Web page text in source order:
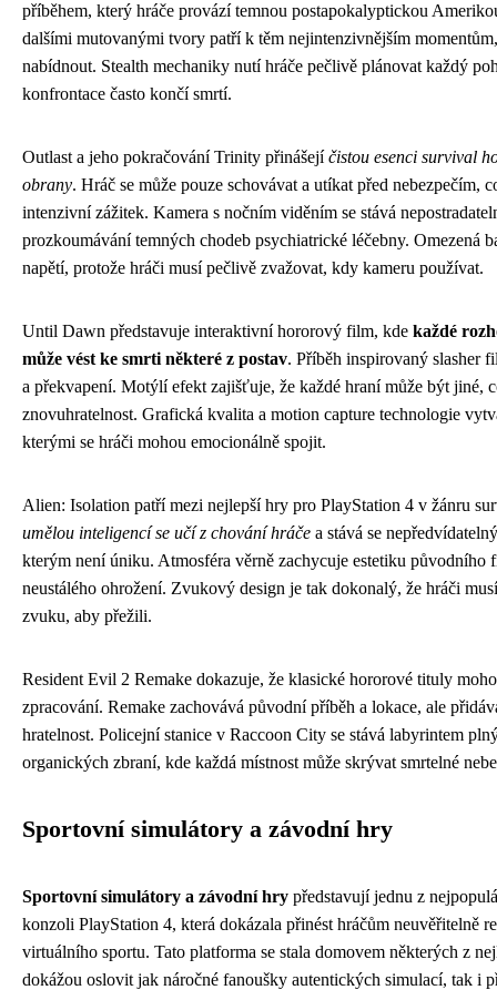
příběhem, který hráče provází temnou postapokalyptickou
dalšími mutovanými tvory patří k těm nejintenzivnějším
nabídnout. Stealth mechaniky nutí hráče pečlivě plánovat každý
konfrontace často končí smrtí.
Outlast a jeho pokračování Trinity přinášejíčistou esenci survival
obrany. Hráč se může pouze schovávat a utíkat před nebezpečím,
intenzivní zážitek. Kamera s nočním viděním se stává
prozkoumávání temných chodeb psychiatrické léčebny. Omezená
napětí, protože hráči musí pečlivě zvažovat, kdy kameru používat.
Until Dawn představuje interaktivní hororový film, kde každé
může vést ke smrti některé z postav. Příběh inspirovaný slasher
a překvapení. Motýlí efekt zajišťuje, že každé hraní může být jiné,
znovuhratelnost. Grafická kvalita a motion capture technologie
kterými se hráči mohou emocionálně spojit.
Alien: Isolation patří mezi nejlepší hry pro PlayStation 4 v žánru
umělou inteligencí se učí z chování hráče a stává se
kterým není úniku. Atmosféra věrně zachycuje estetiku původního
neustálého ohrožení. Zvukový design je tak dokonalý, že hráči
zvuku, aby přežili.
Resident Evil 2 Remake dokazuje, že klasické hororové tituly
zpracování. Remake zachovává původní příběh a lokace, ale
hratelnost. Policejní stanice v Raccoon City se stává labyrintem
organických zbraní, kde každá místnost může skrývat smrtelné
Sportovní simulátory a závodní hry
Sportovní simulátory a závodní hry představují jednu z
konzoli PlayStation 4, která dokázala přinést hráčům neuvěřitelně
virtuálního sportu. Tato platforma se stala domovem některých z
dokážou oslovit jak náročné fanoušky autentických simulací, tak i